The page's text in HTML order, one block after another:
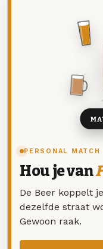
PERSONAL MATCH
Hou je van
De Beer koppelt
dezelfde straat
Gewoon raak.